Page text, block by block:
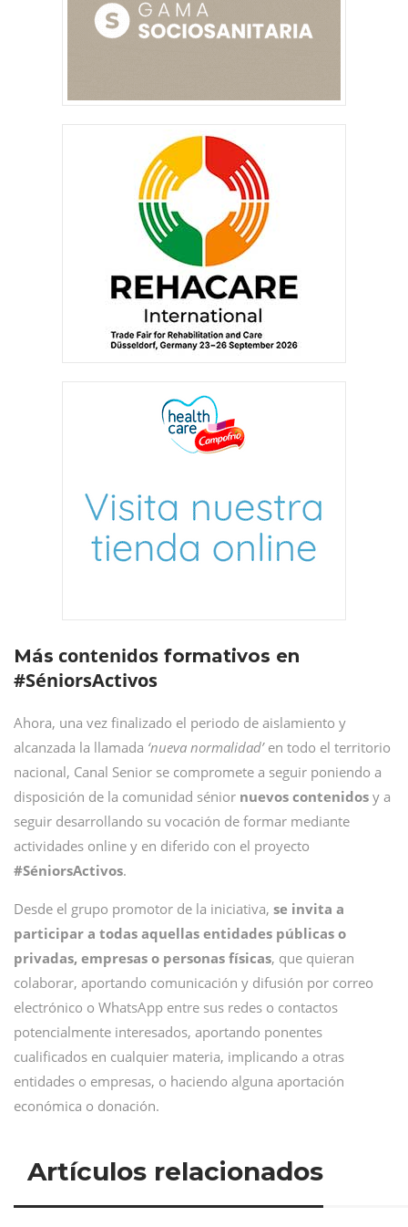
Más contenidos formativos en
#SéniorsActivos
Ahora, una vez finalizado el periodo de aislamiento y
alcanzada la llamada ‘nueva normalidad’en todo el territorio
nacional, Canal Senior se compromete a seguir poniendo a
disposición de la comunidad sénior nuevos contenidos y a
seguir desarrollando su vocación de formar mediante
actividades online y en diferido con el proyecto
#SéniorsActivos.
Desde el grupo promotor de la iniciativa, se invita a
participar a todas aquellas entidades públicas o
privadas, empresas o personas físicas, que quieran
colaborar, aportando comunicación y difusión por correo
electrónico o WhatsApp entre sus redes o contactos
potencialmente interesados, aportando ponentes
cualificados en cualquier materia, implicando a otras
entidades o empresas, o haciendo alguna aportación
económica o donación.
Artículos relacionados